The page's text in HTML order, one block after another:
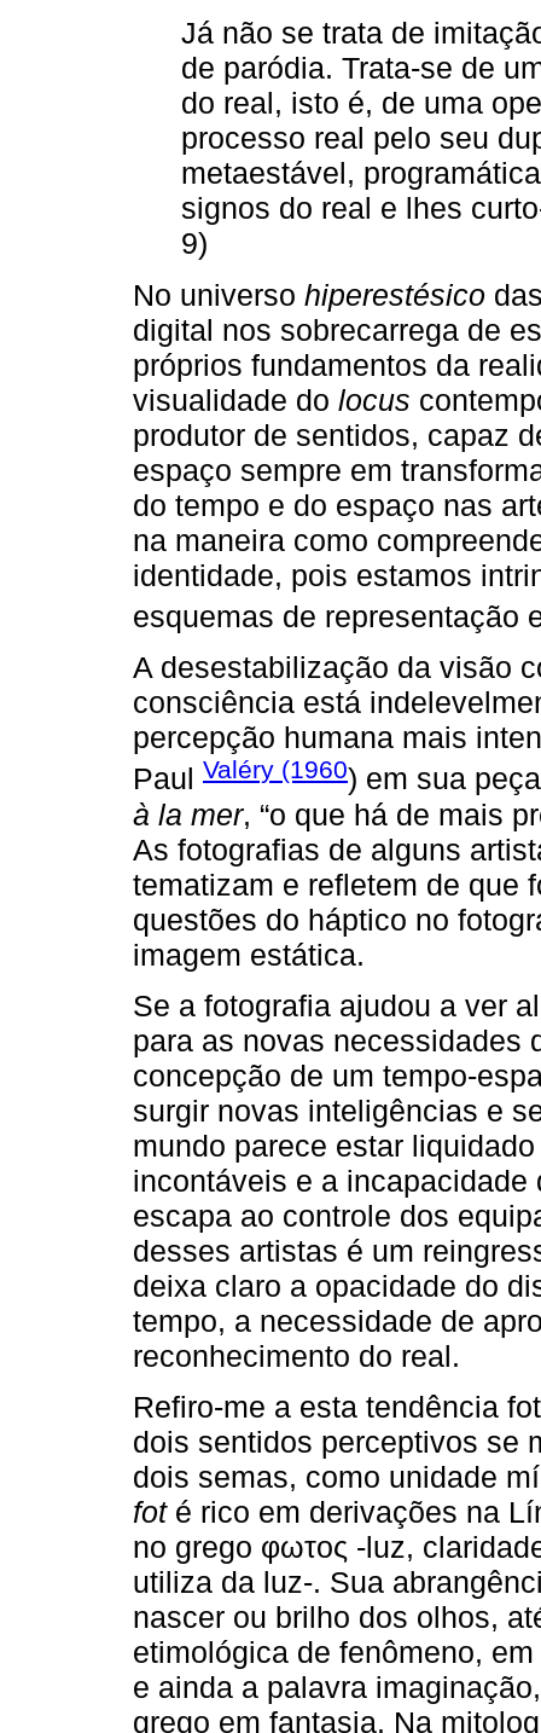
Já não se trata de
de paródia. Trata-se de
do real, isto é, de uma
processo real pelo seu
metaestável,
signos do real e lhes
9)
No universo hiperestésico
digital nos sobrecarrega de
próprios fundamentos da
visualidade do locus
produtor de sentidos, capaz
espaço sempre em
do tempo e do espaço nas
na maneira como
identidade, pois estamos
esquemas de representação
A desestabilização da visão
consciência está
percepção humana mais
Paul Valéry (1960) em sua
à la mer, “o que há de mais
As fotografias de alguns
tematizam e refletem de que
questões do háptico no
imagem estática.
Se a fotografia ajudou a ver
para as novas necessidades
concepção de um tempo-
surgir novas inteligências e
mundo parece estar
incontáveis e a
escapa ao controle dos
desses artistas é um
deixa claro a opacidade do
tempo, a necessidade de
reconhecimento do real.
Refiro-me a esta tendência
dois sentidos perceptivos se
dois semas, como unidade
foté rico em derivações na
no grego φωτoς -luz,
utiliza da luz-. Sua
nascer ou brilho dos olhos,
etimológica de fenômeno,
e ainda a palavra
grego em fantasia. Na